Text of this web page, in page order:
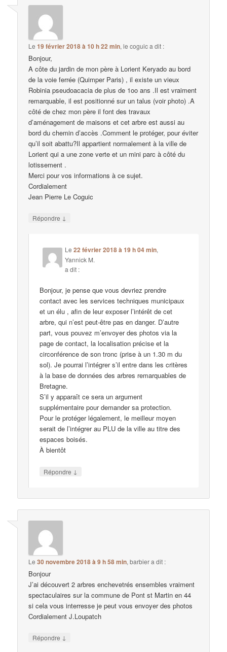
Le19 février 2018 à 10 h 22 min,le coguica dit :
Bonjour,
A côte du jardin de mon père à Lorient Keryado au bord
de la voie ferrée (Quimper Paris) , il existe un vieux
Robinia pseudoacacia de plus de 1oo ans .Il est vraiment
remarquable, il est positionné sur un talus (voir photo) .A
côté de chez mon père il font des travaux
d’aménagement de maisons et cet arbre est aussi au
bord du chemin d’accès .Comment le protéger, pour éviter
qu’il soit abattu?Il appartient normalement à la ville de
Lorient qui a une zone verte et un mini parc à côté du
lotissement .
Merci pour vos informations à ce sujet.
Cordialement
Jean Pierre Le Coguic
Répondre ↓
Le22 février 2018 à 19 h 04 min,
Yannick M.
a dit :
Bonjour, je pense que vous devriez prendre
contact avec les services techniques municipaux
et un élu , afin de leur exposer l’intérêt de cet
arbre, qui n’est peut-être pas en danger. D’autre
part, vous pouvez m’envoyer des photos via la
page de contact, la localisation précise et la
circonférence de son tronc (prise à un 1.30 m du
sol). Je pourrai l’intégrer s’il entre dans les critères
à la base de données des arbres remarquables de
Bretagne.
S’il y apparaît ce sera un argument
supplémentaire pour demander sa protection.
Pour le protéger légalement, le meilleur moyen
serait de l’intégrer au PLU de la ville au titre des
espaces boisés.
À bientôt
Répondre ↓
Le30 novembre 2018 à 9 h 58 min,barbiera dit :
Bonjour
J’ai découvert 2 arbres enchevetrés ensembles vraiment
spectaculaires sur la commune de Pont st Martin en 44
si cela vous interresse je peut vous envoyer des photos
Cordialement J.Loupatch
Répondre ↓